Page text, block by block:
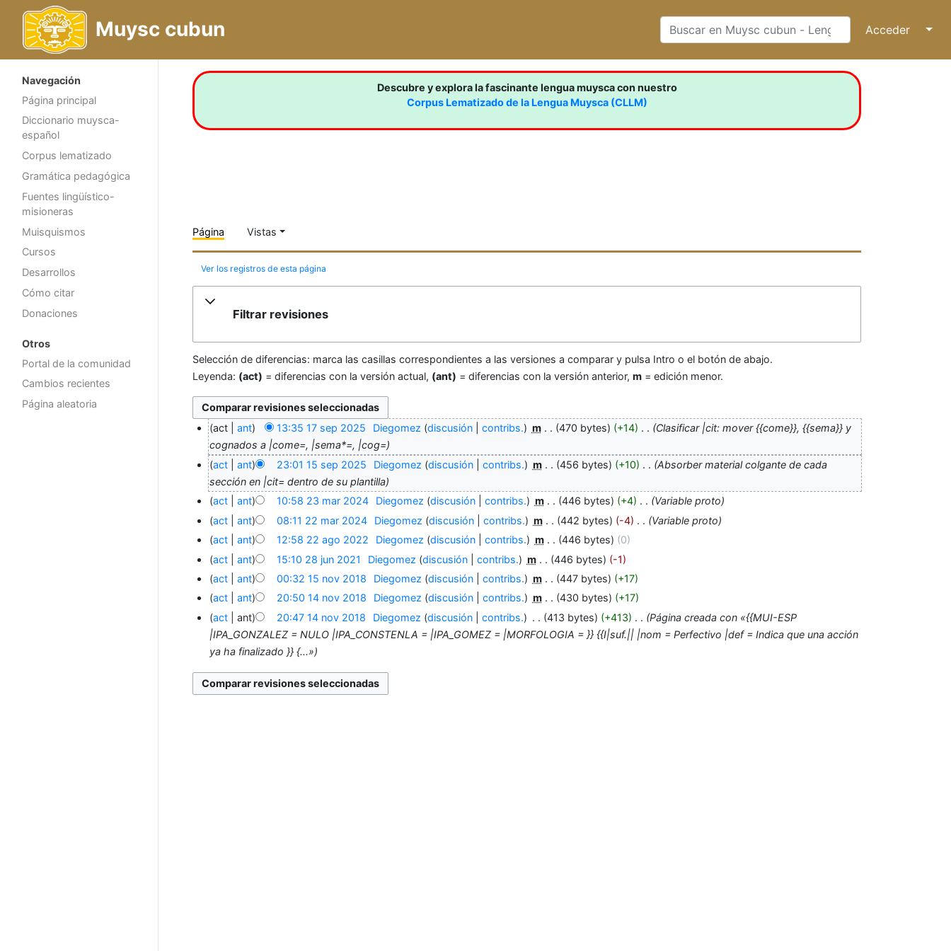
Muysc cubun Acceder ↓
Navegación
Página principal
Diccionario muysca-
español
Corpus lematizado
Gramática pedagógica
Fuentes lingüístico-
misioneras
Muisquismos
Cursos
Desarrollos
Cómo citar
Donaciones
Otros
Portal de la comunidad
Cambios recientes
Página aleatoria
Descubre y explora la fascinante lengua muysca con nuestro
Corpus Lematizado de la Lengua Muysca (CLLM)
Página Vistas
Ver los registros de esta página
Filtrar revisiones
Selección de diferencias: marca las casillas correspondientes a las versiones a comparar y pulsa Intro o el botón de abajo.
Leyenda: (act) = diferencias con la versión actual, (ant) = diferencias con la versión anterior, m = edición menor.
act ant 13:35 17 sep 2025 Diegomez discusión contribs. m 470 bytes +14
Clasificar |cit: mover {{come}}, {{sema}} y
cognados a |come=, |sema*=, |cog=
act
ant 23:01 15 sep 2025 Diegomez discusión contribs. m 456 bytes +10
Absorber material colgante de cada
sección en |cit= dentro de su plantilla
act
ant 10:58 23 mar 2024 Diegomez discusión contribs. m 446 bytes +4
Variable proto
act
ant 08:11 22 mar 2024 Diegomez discusión contribs. m 442 bytes -4
Variable proto
act
ant 12:58 22 ago 2022 Diegomez discusión contribs. m 446 bytes
0
act
ant 15:10 28 jun 2021 Diegomez discusión contribs. m 446 bytes
-1
act
ant 00:32 15 nov 2018 Diegomez discusión contribs. m 447 bytes
+17
act
ant 20:50 14 nov 2018 Diegomez discusión contribs. m 430 bytes
+17
act
ant 20:47 14 nov 2018 Diegomez discusión contribs. 413 bytes +413
Página creada con «{{MUI-ESP
|IPA_GONZALEZ = NULO |IPA_CONSTENLA = |IPA_GOMEZ = |MORFOLOGIA = }} {{I|suf.|| |nom = Perfectivo |def = Indica que una acción
ya ha finalizado }} {...»